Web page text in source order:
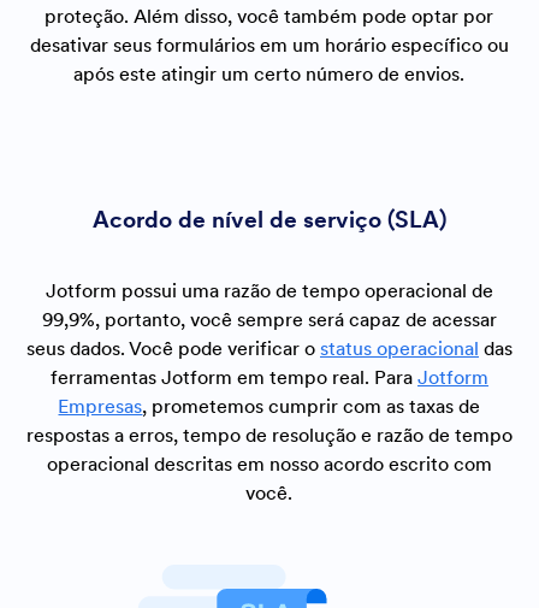
proteção. Além disso, você também pode optar por
desativar seus formulários em um horário específico ou
após este atingir um certo número de envios.
Acordo de nível de serviço (SLA)
Jotform possui uma razão de tempo operacional de
99,9%, portanto, você sempre será capaz de acessar
seus dados. Você pode verificar o status operacional das
ferramentas Jotform em tempo real. Para Jotform
Empresas, prometemos cumprir com as taxas de
respostas a erros, tempo de resolução e razão de tempo
operacional descritas em nosso acordo escrito com
você.